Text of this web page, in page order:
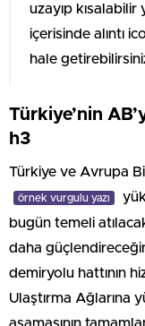
uzayıp kısalabilir
içerisinde alıntı
hale
Türkiye’nin
h3
Türkiye ve Avrupa
örnek vurgulu yazı
bugün temeli
daha
demiryolu hattının
Ulaştırma Ağlarına
aşamasının